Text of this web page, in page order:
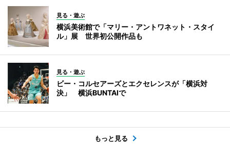
見る・遊ぶ
横浜美術館で「マリー・アントワネット・スタイ
ル」展 世界初公開作品も
見る・遊ぶ
ビー・コルセアーズとエクセレンスが「横浜対
決」 横浜BUNTAIで
もっと見る